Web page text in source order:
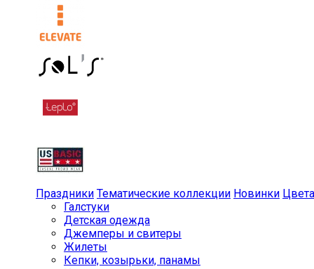
Праздники Тематические коллекции Новинки Цвета
Галстуки
Детская одежда
Джемперы и свитеры
Жилеты
Кепки, козырьки, панамы